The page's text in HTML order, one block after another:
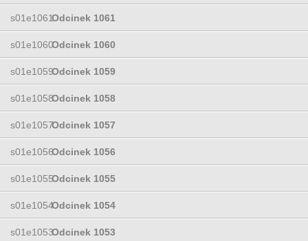
s01e1061Odcinek 1061
s01e1060Odcinek 1060
s01e1059Odcinek 1059
s01e1058Odcinek 1058
s01e1057Odcinek 1057
s01e1056Odcinek 1056
s01e1055Odcinek 1055
s01e1054Odcinek 1054
s01e1053Odcinek 1053